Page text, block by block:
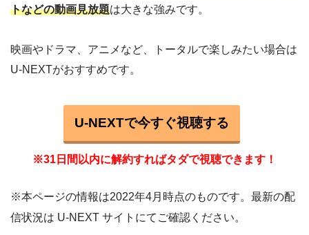
トなどの動画見放題は大きな強みです。
映画やドラマ、アニメなど、トータルで楽しみたい場合は
U-NEXTがおすすめです。
U-NEXTで今すぐ視聴する
※31日間以内に解約すればタダで視聴できます！
※本ページの情報は2022年4月時点のものです。最新の配
信状況は U-NEXT サイトにてご確認ください。